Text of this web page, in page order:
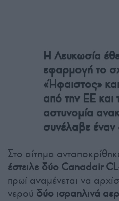
Η Λευκωσία
εφαρμογή το
«Ήφαιστος»
από την ΕΕ και
αστυνομία
συνέλαβε
Στο αίτημα
έστειλε δύο Canadair
πρωί αναμένεται να
νερού δύο ισραηλινά